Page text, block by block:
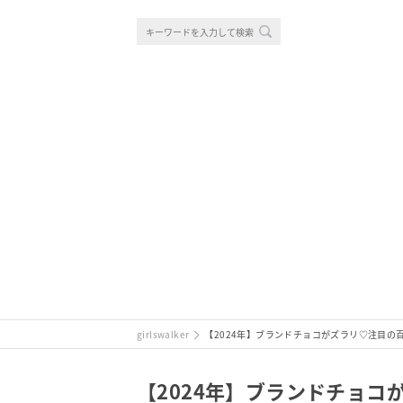
girlswalker 【2024年】ブランドチョコがズラリ♡注目の
【2024年】ブランドチョ